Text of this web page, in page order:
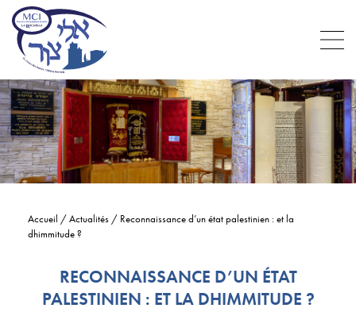
Accueil /Actualités / Reconnaissance d’un état palestinien : et la
dhimmitude ?
RECONNAISSANCE D’UN ÉTAT
PALESTINIEN : ET LA DHIMMITUDE ?